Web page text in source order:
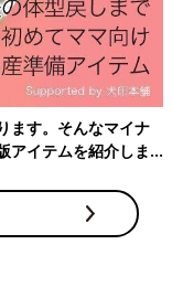
子５歳）
つれてって！」
いると不思議。いつ
…だんだん虫がいっ
れば、鮮やかな模
られていれば、裏
ます。そんなマイナ
アイテムを紹介しま